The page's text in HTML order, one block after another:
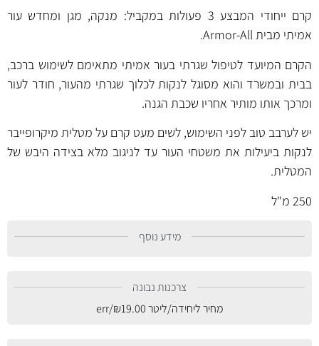
קרם ייחודי המבצע 3 פעולות במקביל: מנקה, מגן ומחדש עור
אמיתי מבית Armor-All.
הקרם המיועד לטיפול שגרתי בעור אמיתי מתאימם לשימוש ברכב,
בבית ובמשרד והוא מסוגל לנקות לכלוך שגרתי מהעור, חודר לעור
ומרכך אותו מותיר אחריו שכבת הגנה.
יש לערבב טוב לפני השימוש, לשים מעט קרם על מטלית מיקרופייבר
לנקות ביעילות את משטחי העור עד לניגוב מלא בצידה היבש של
המטלית.
250 מ"ל
מידע נוסף
צרכנות נבונה
מחיר ליחידה/ליטר
₪19.00
/err